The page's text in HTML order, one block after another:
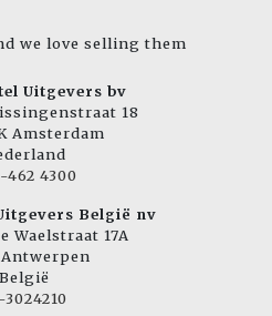
we love selling them
Uitgevers bv
18
Amsterdam
462 4300
België nv
Waelstraat 17A
België
3024210